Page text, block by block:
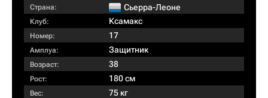
Страна: Сьерра-Леоне
Клуб: Ксамакс
Номер: 17
Амплуа: Защитник
Возраст: 38
Рост: 180 см
Вес: 75 кг